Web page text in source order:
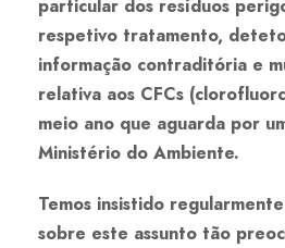
particular dos resíduos
respetivo tratamento,
informação contraditória e
relativa aos CFCs
meio ano que aguarda por
Ministério do Ambiente.
Temos insistido
sobre este assunto tão